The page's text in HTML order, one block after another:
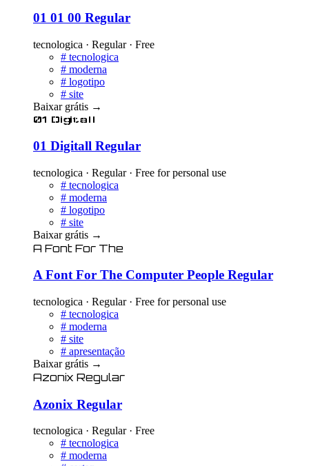
01 01 00 Regular
tecnologica · Regular · Free
# tecnologica
# moderna
# logotipo
# site
Baixar grátis →
01 Digitall
01 Digitall Regular
tecnologica · Regular · Free for personal use
# tecnologica
# moderna
# logotipo
# site
Baixar grátis →
A Font For The
A Font For The Computer People Regular
tecnologica · Regular · Free for personal use
# tecnologica
# moderna
# site
# apresentação
Baixar grátis →
Azonix Regular
Azonix Regular
tecnologica · Regular · Free
# tecnologica
# moderna